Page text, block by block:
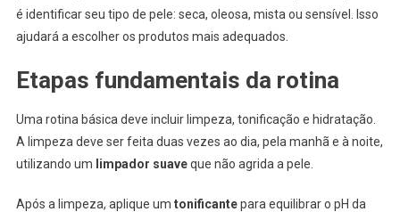
é identificar seu tipo de pele: seca, oleosa, mista ou sensível. Isso
ajudará a escolher os produtos mais adequados.
Etapas fundamentais da rotina
Uma rotina básica deve incluir limpeza, tonificação e hidratação.
A limpeza deve ser feita duas vezes ao dia, pela manhã e à noite,
utilizando um limpador suaveque não agrida a pele.
Após a limpeza, aplique um tonificantepara equilibrar o pH da